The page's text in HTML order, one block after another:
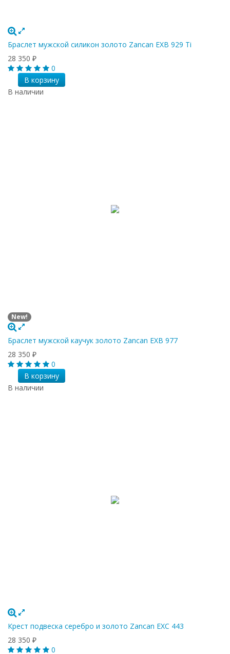
Браслет мужской силикон золото Zancan EXB 929 Ti
28 350 ₽
0
В корзину
В наличии
New!
Браслет мужской каучук золото Zancan EXB 977
28 350 ₽
0
В корзину
В наличии
Крест подвеска серебро и золото Zancan EXC 443
28 350 ₽
0